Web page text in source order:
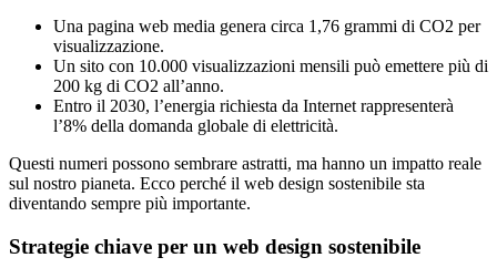
Una pagina web media genera circa 1,76 grammi di CO2 per
visualizzazione.
Un sito con 10.000 visualizzazioni mensili può emettere più di
200 kg di CO2 all’anno.
Entro il 2030, l’energia richiesta da Internet rappresenterà
l’8% della domanda globale di elettricità.
Questi numeri possono sembrare astratti, ma hanno un impatto reale
sul nostro pianeta. Ecco perché il web design sostenibile sta
diventando sempre più importante.
Strategie chiave per un web design sostenibile